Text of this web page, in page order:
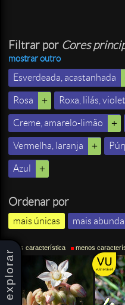
explorar
Filtrar por Cores
mostrar outro
Esverdeada, acastanhada
Rosa Roxa, lilás,
Creme, amarelo-limão
Vermelha, laranja
Azul
Ordenar por
mais únicas mais
mais característica menos